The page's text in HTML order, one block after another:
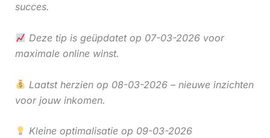
succes.
Deze tip is geüpdatet op 07-03-2026 voor
maximale online winst.
Laatst herzien op 08-03-2026 – nieuwe inzichten
voor jouw inkomen.
Kleine optimalisatie op 09-03-2026